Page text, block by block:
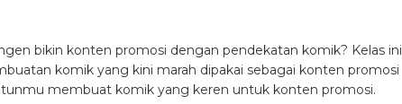
bikin konten promosi dengan pendekatan komik? Kelas ini
komik yang kini marah dipakai sebagai konten promosi
membuat komik yang keren untuk konten promosi.